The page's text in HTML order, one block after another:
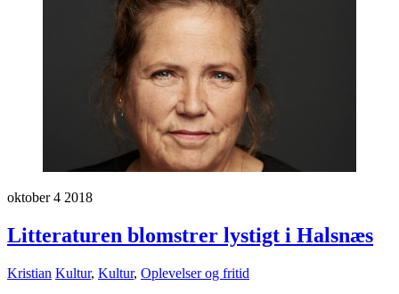
oktober 4 2018
Litteraturen blomstrer lystigt i Halsnæs
Kristian Kultur, Kultur, Oplevelser og fritid